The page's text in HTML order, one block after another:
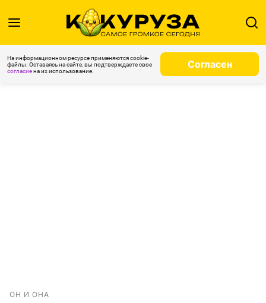
На информационном ресурсе применяются cookie-
файлы. Оставаясь на сайте, вы подтверждаете свое
согласиена их использование.
Согласен
ОН И ОНА